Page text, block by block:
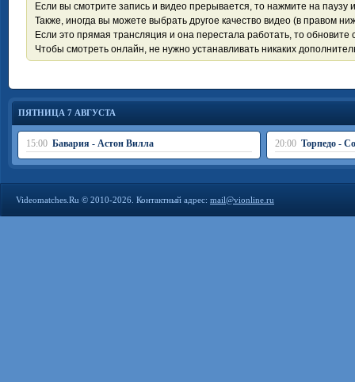
Если вы смотрите запись и видео прерывается, то нажмите на паузу
Также, иногда вы можете выбрать другое качество видео (в правом
Если это прямая трансляция и она перестала работать, то обновите
Чтобы смотреть онлайн, не нужно устанавливать никаких
ПЯТНИЦА 7 АВГУСТА
15:00 Бавария - Астон Вилла 20:00 Торпедо -
Videomatches.Ru © 2010-2026. Контактный адрес: mail@vionline.ru